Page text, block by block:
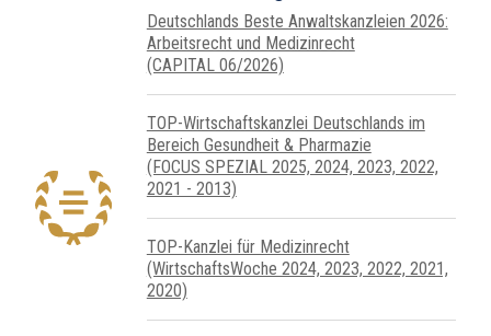
Deutschlands Beste Anwaltskanzleien 2026:
Arbeitsrecht und Medizinrecht
(CAPITAL 06/2026)
TOP-Wirtschafts­kanzlei Deutsch­lands im
Bereich Gesundheit & Pharmazie
(FOCUS SPEZIAL 2025, 2024, 2023, 2022,
2021 - 2013)
TOP-Kanzlei für Medizin­recht
(WirtschaftsWoche 2024, 2023, 2022, 2021,
2020)